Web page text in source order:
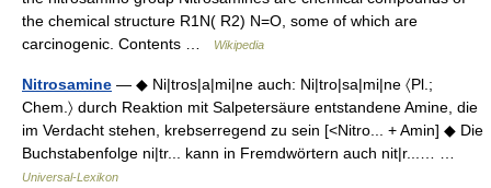
the chemical structure R1N( R2) N=O, some of which are
carcinogenic. Contents …
Wikipedia
Nitrosamine — ◆ Ni|tros|a|mi|ne auch: Ni|tro|sa|mi|ne 〈Pl.;
Chem.〉 durch Reaktion mit Salpetersäure entstandene Amine, die
im Verdacht stehen, krebserregend zu sein [<Nitro... + Amin] ◆ Die
Buchstabenfolge ni|tr... kann in Fremdwörtern auch nit|r...… …
Universal-Lexikon